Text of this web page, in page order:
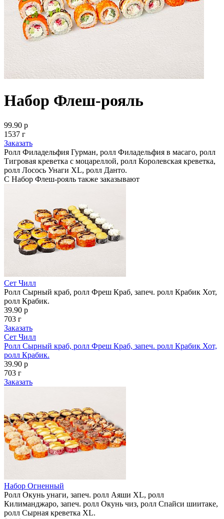
Набор Флеш-рояль
99.90 р
1537 г
Заказать
Ролл Филадельфия Гурман, ролл Филадельфия в масаго, ролл
Тигровая креветка с моцареллой, ролл Королевская креветка,
ролл Лосось Унаги XL, ролл Данто.
С Набор Флеш-рояль также заказывают
Сет Чилл
Ролл Сырный краб, ролл Фреш Краб, запеч. ролл Крабик Хот,
ролл Крабик.
39.90 р
703 г
Заказать
Сет Чилл
Ролл Сырный краб, ролл Фреш Краб, запеч. ролл Крабик Хот,
ролл Крабик.
39.90 р
703 г
Заказать
Набор Огненный
Ролл Окунь унаги, запеч. ролл Аяши XL, ролл
Килиманджаро, запеч. ролл Окунь чиз, ролл Спайси шиитаке,
ролл Сырная креветка XL.